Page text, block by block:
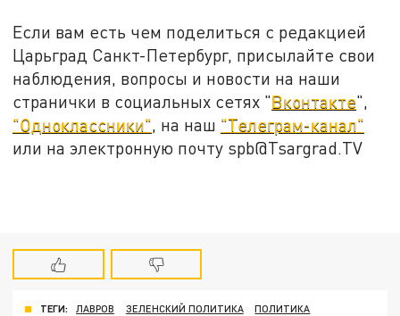
Если вам есть чем поделиться с редакцией
Царьград Санкт-Петербург, присылайте свои
наблюдения, вопросы и новости на наши
странички в социальных сетях "Вконтакте",
"Одноклассники", на наш "Телеграм-канал"
или на электронную почту spb@Tsargrad.TV
ТЕГИ: ЛАВРОВ ЗЕЛЕНСКИЙ ПОЛИТИКА ПОЛИТИКА